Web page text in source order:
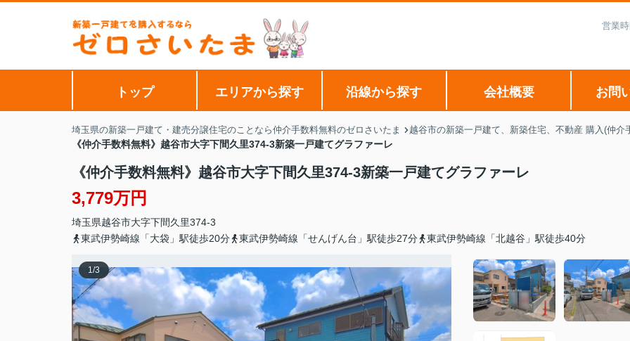
営業
トップ エリアから探す 沿線から探す 会社概要 お問
埼玉県の新築一戸建て・建売分譲住宅のことなら仲介手数料無料のゼロさいたま 越谷市の新築一戸建て、新築住宅、不動産 購入(仲介
《仲介手数料無料》越谷市大字下間久里374-3新築一戸建てグラファーレ
《仲介手数料無料》越谷市大字下間久里374-3新築一戸建てグラファーレ
3,779万円
埼玉県越谷市大字下間久里374-3
東武伊勢崎線「大袋」駅徒歩20分
東武伊勢崎線「せんげん台」駅徒歩27分 東武伊勢崎線「北越谷」駅徒歩40分
1/3